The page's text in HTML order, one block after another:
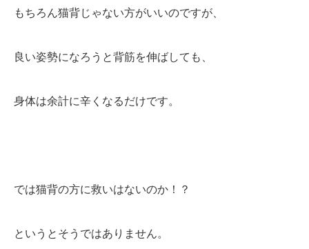
もちろん猫背じゃない方がいいのですが、
良い姿勢になろうと背筋を伸ばしても、
身体は余計に辛くなるだけです。
では猫背の方に救いはないのか！？
というとそうではありません。